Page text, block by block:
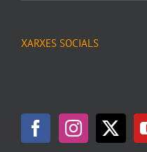
XARXES SOCIALS